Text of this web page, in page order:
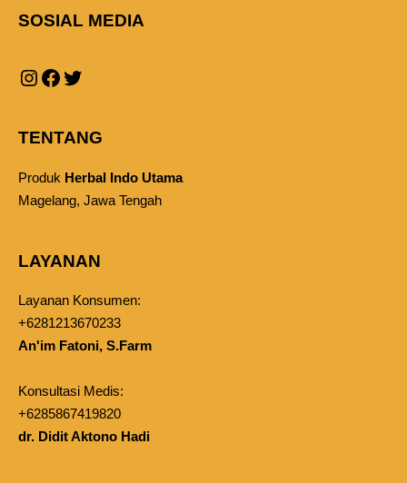
SOSIAL MEDIA
TENTANG
Produk Herbal Indo Utama
Magelang, Jawa Tengah
LAYANAN
Layanan Konsumen:
+6281213670233
An'im Fatoni, S.Farm
Konsultasi Medis:
+6285867419820
dr. Didit Aktono Hadi